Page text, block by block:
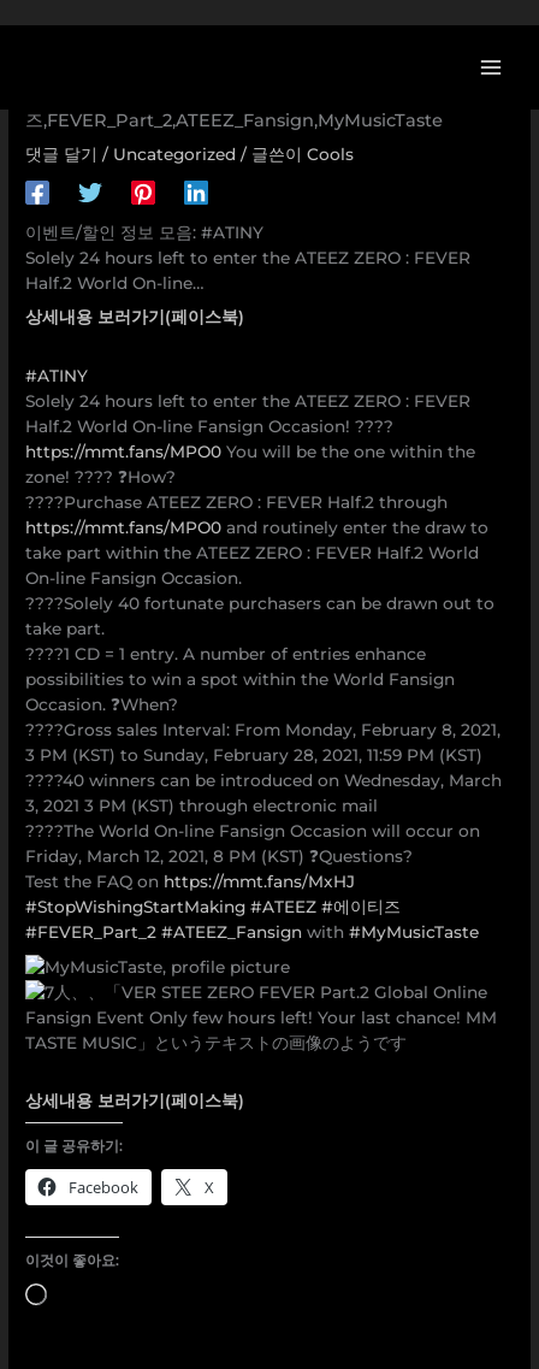
로
[이벤트] #ATINY Solely 24 hours left to enter the ATEEZ
즈,FEVER_Part_2,ATEEZ_Fansign,MyMusicTaste
댓글 달기 / Uncategorized / 글쓴이Cools
이벤트/할인 정보 모음: #ATINY
Solely 24 hours left to enter the ATEEZ ZERO : FEVER
Half.2 World On-line…
상세내용 보러가기(페이스북)
#ATINY
Solely 24 hours left to enter the ATEEZ ZERO : FEVER
Half.2 World On-line Fansign Occasion! ????
https://mmt.fans/MPO0 You will be the one within the
zone! ???? ❓How?
????Purchase ATEEZ ZERO : FEVER Half.2 through
https://mmt.fans/MPO0 and routinely enter the draw to
take part within the ATEEZ ZERO : FEVER Half.2 World
On-line Fansign Occasion.
????Solely 40 fortunate purchasers can be drawn out to
take part.
????1 CD = 1 entry. A number of entries enhance
possibilities to win a spot within the World Fansign
Occasion. ❓When?
????Gross sales Interval: From Monday, February 8, 2021,
3 PM (KST) to Sunday, February 28, 2021, 11:59 PM (KST)
????40 winners can be introduced on Wednesday, March
3, 2021 3 PM (KST) through electronic mail
????The World On-line Fansign Occasion will occur on
Friday, March 12, 2021, 8 PM (KST) ❓Questions?
Test the FAQ on https://mmt.fans/MxHJ
#StopWishingStartMaking #ATEEZ #에이티즈
#FEVER_Part_2 #ATEEZ_Fansign with#MyMusicTaste
상세내용 보러가기(페이스북)
이 글 공유하기:
Facebook X
이것이 좋아요:
로